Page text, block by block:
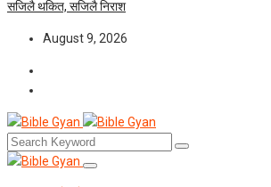
सजिलै थकित, सजिलै निराश
August 9, 2026